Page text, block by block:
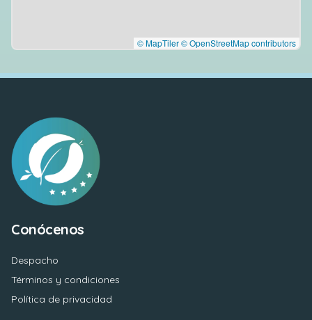
© MapTiler© OpenStreetMap contributors
Conócenos
Despacho
Términos y condiciones
Política de privacidad